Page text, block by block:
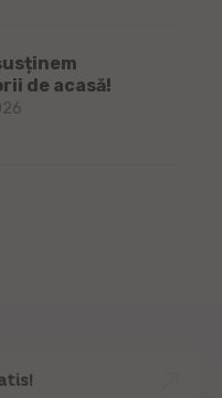
de acasă!